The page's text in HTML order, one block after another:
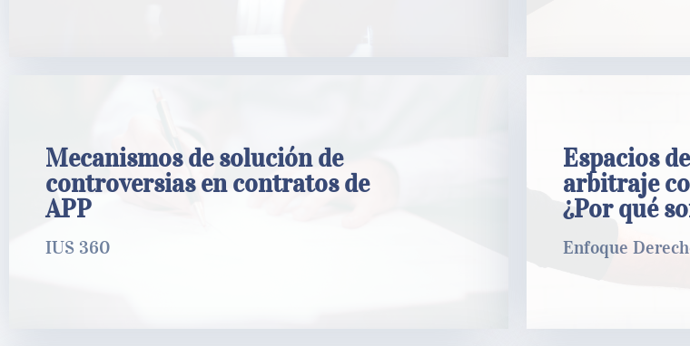
Mecanismos de solución de
controversias en contratos de
APP
IUS 360
Mecanismos de solución de controversias
en contratos de APP
IUS 360
LEER MÁS
Espacios
arbitraje
¿Por qué
Enfoque
comercial
beneficiosos?
Enfoque Derecho
LEER MÁS